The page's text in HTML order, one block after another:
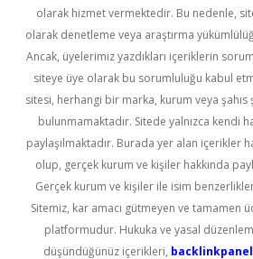
olarak hizmet vermektedir. Bu nedenle,
olarak denetleme veya araştırma
Ancak, üyelerimiz yazdıkları içeriklerin
siteye üye olarak bu sorumluluğu kabul
sitesi, herhangi bir marka, kurum veya şahıs
bulunmamaktadır. Sitede yalnızca kendi
paylaşılmaktadır. Burada yer alan içerikler
olup, gerçek kurum ve kişiler hakkında
Gerçek kurum ve kişiler ile isim
Sitemiz, kar amacı gütmeyen ve tamamen
platformudur. Hukuka ve yasal
düşündüğünüz içerikleri,